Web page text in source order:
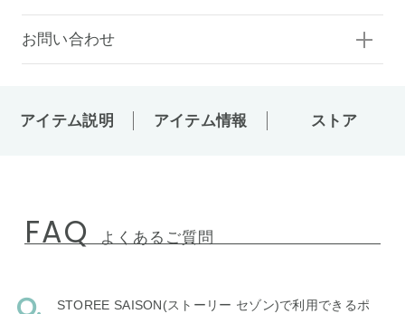
お問い合わせ
アイテム説明 アイテム情報 ストア
FAQ よくあるご質問
STOREE SAISON(ストーリー セゾン)で利用できるポ